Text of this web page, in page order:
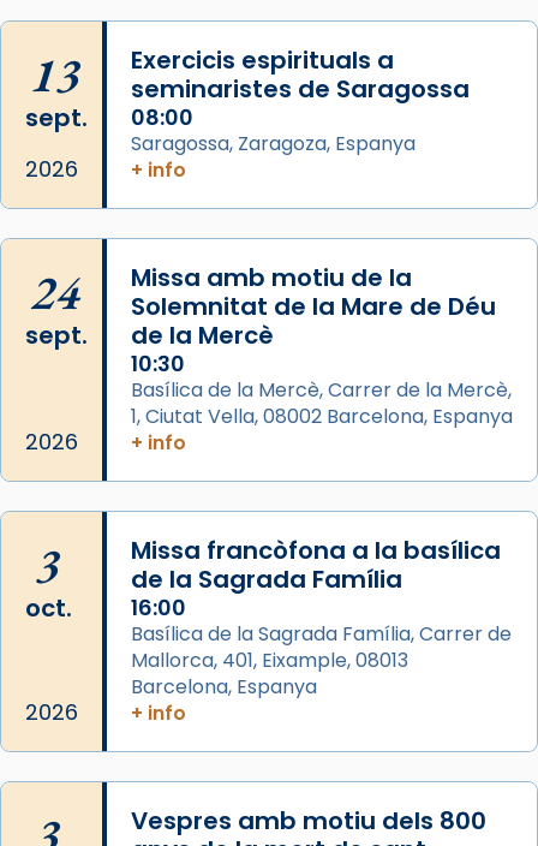
L’arquebisbe de Barcelona, el cardenal Joan
Josep Omella, ha presidit la missa i l’ha
concelebrat el bisbe auxiliar de Barcelona,
Mons. David Abadías.
📸 Dr. G. Simón
Arquebisbat de Barcelona
2 weeks ago
Memòria de les santes Juliana i
Semproniana, verges i màrtirs.
Acompanyant la història de sant Cugat, a
partir de l’Edat Mitjana sorgeix la tradició
que les santes Juliana (“relatiu a Júlia”) i
Semproniana (“relatiu a Semprònia =
eterna”) són deixebles seves. I l’any 1667, el
frare Joan Gaspar Roig, afirma en una obra
que les santes són filles de l’antiga Iluro.
Mataró en reivindicarà les relíq
Foto
13
sept.
2026
Exercicis espirituals a
seminaristes de Saragossa
08:00
Saragossa, Zaragoza, Espanya
+ info
24
sept.
2026
Missa amb motiu de la
Solemnitat de la Mare de Déu
de la Mercè
10:30
Basílica de la Mercè, Carrer de la Mercè,
1, Ciutat Vella, 08002 Barcelona, Espanya
+ info
3
oct.
2026
Missa francòfona a la basílica
de la Sagrada Família
16:00
Basílica de la Sagrada Família, Carrer de
Mallorca, 401, Eixample, 08013
Barcelona, Espanya
+ info
Vespres amb motiu dels 800